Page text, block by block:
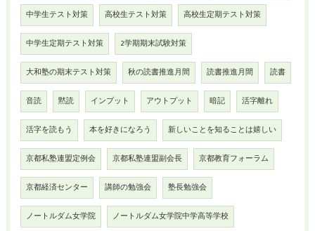
中学生テスト対策 高校生テスト対策 高校生定期テスト対策
中学生定期テスト対策 2学期期末試験対策
大和塾の期末テスト対策 秋の読書推進月間 読書推進月間 読書
音読 黙読 インプット アウトプット 暗記 活字離れ
活字を読もう 本を好きになろう 新しいことを知ることは嬉しい
京都私塾連盟定例会 京都私塾連盟副会長 京都教育フォーラム
京都経済センター 講師の勉強会 塾長勉強会
ノートルダム女学院 ノートルダム女学院中学高等学校